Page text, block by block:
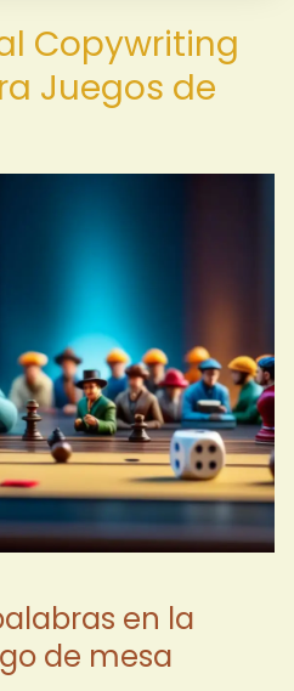
Copywriting
Juegos de
en la
de mesa